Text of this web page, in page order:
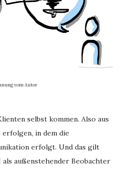
vom Autor
selbst kommen. Also aus
erfolgen, in dem die
erfolgt. Und das gilt
als außenstehender Beobachter